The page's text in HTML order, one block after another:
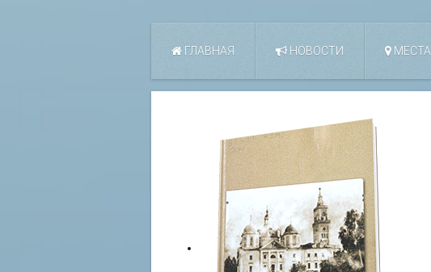
ГЛАВНАЯ НОВОСТИ МЕСТА